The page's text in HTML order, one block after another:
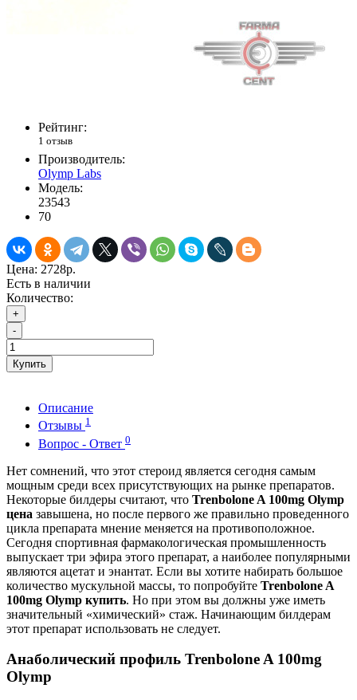
Рейтинг:
1 отзыв
Производитель:
Olymp Labs
Модель:
23543
70
Цена: 2728р.
Есть в наличии
Количество:
+
-
Купить
Описание
Отзывы 1
Вопрос - Ответ 0
Нет сомнений, что этот стероид является сегодня самым
мощным среди всех присутствующих на рынке препаратов.
Некоторые билдеры считают, что Trenbolone A 100mg Olymp
цена завышена, но после первого же правильно проведенного
цикла препарата мнение меняется на противоположное.
Сегодня спортивная фармакологическая промышленность
выпускает три эфира этого препарат, а наиболее популярными
являются ацетат и энантат. Если вы хотите набирать большое
количество мускульной массы, то попробуйте Trenbolone A
100mg Olymp купить. Но при этом вы должны уже иметь
значительный «химический» стаж. Начинающим билдерам
этот препарат использовать не следует.
Анаболический профиль Trenbolone A 100mg
Olymp